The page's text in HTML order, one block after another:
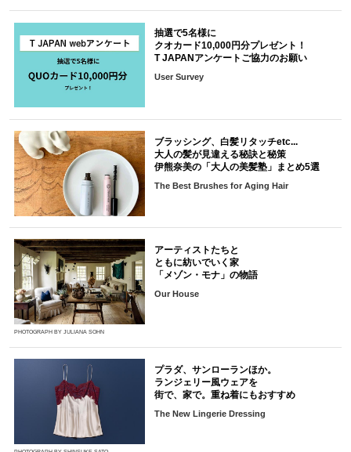
抽選で5名様に
クオカード10,000円分プレゼント！
T JAPANアンケートご協力のお願い
User Survey
ブラッシング、白髪リタッチetc...
大人の髪が見違える秘訣と秘策
伊熊奈美の「大人の美髪塾」まとめ5選
The Best Brushes for Aging Hair
PHOTOGRAPH BY JULIANA SOHN
アーティストたちと
ともに紡いでいく家
「メゾン・モナ」の物語
Our House
プラダ、サンローランほか。
ランジェリー風ウェアを
街で、家で。重ね着にもおすすめ
The New Lingerie Dressing